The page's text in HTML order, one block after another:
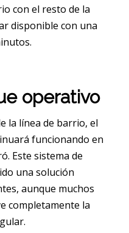
con el resto de la
disponible con una
operativo
la línea de barrio, el
funcionando en
Este sistema de
una solución
aunque muchos
completamente la